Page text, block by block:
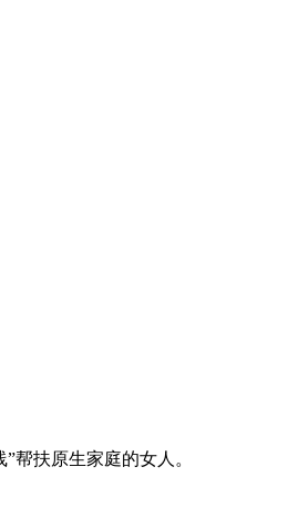
帮扶原生家庭的女人。